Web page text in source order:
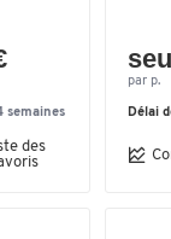
semaines
des
par p.
Délai